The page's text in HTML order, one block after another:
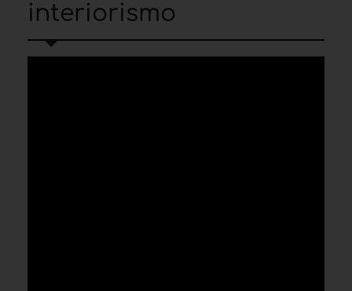
interiorismo